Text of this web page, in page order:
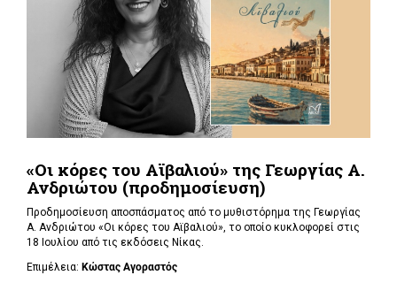
«Οι κόρες του Αϊβαλιού» της Γεωργίας Α.
Ανδριώτου (προδημοσίευση)
Προδημοσίευση αποσπάσματος από το μυθιστόρημα της Γεωργίας
Α. Ανδριώτου «Οι κόρες του Αϊβαλιού», το οποίο κυκλοφορεί στις
18 Ιουλίου από τις εκδόσεις Νίκας.
Επιμέλεια: Κώστας Αγοραστός